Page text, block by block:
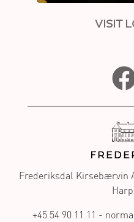
VISIT
Frederiksdal Kirsebærvin
+45 54 90 11 11 -